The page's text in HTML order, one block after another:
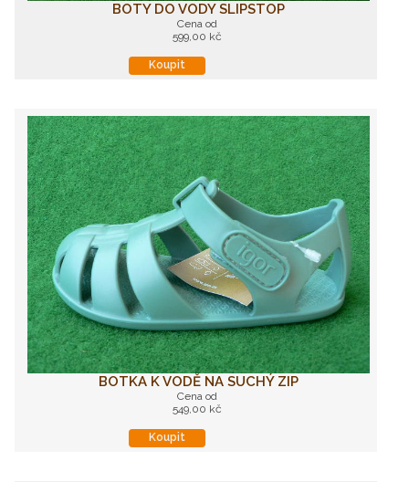
BOTY DO VODY SLIPSTOP
Cena od
599,00 kč
Koupit
BOTKA K VODĚ NA SUCHÝ ZIP
Cena od
549,00 kč
Koupit